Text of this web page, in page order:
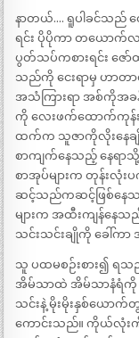
နာတယ်…. ရူပါခင်သည်
ရင်း ပိုပိုကာ တယောက်
ပွတ်သပ်ကစားရင်း ဇ
သည်ကို ငေးရာမှ ဟာတ
အသံကြားရာ အစ်ကိုအ
ကို လေးဖက်ထောက်ကုန်
ထက်က သူဇာကိုလိုးနေချိ
စာကျက်နေသည့် နေရာ
စာအုပ်များက တုန်
ဆင့်သည်ကဆင့်ဖြစ်နေ
များက အထီးကျန်နေသ
သင်းသင်းချိုကို ခေါ်
သူ ပထမစဉ်းစား၍ ရသ
အိမ်သာထဲ အိမ်သာနံရံကို
သင်းနဲ့ မိုးမိုးနှစ်ယော
ကောင်းသည်။ ကိုယ်လုံးကို